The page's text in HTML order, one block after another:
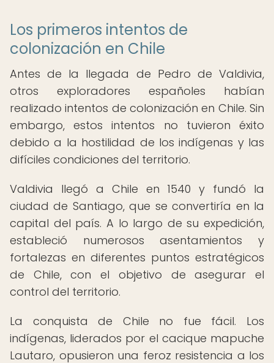
Los primeros intentos de
colonización en Chile
Antes de la llegada de Pedro de Valdivia,
otros exploradores españoles habían
realizado intentos de colonización en Chile. Sin
embargo, estos intentos no tuvieron éxito
debido a la hostilidad de los indígenas y las
difíciles condiciones del territorio.
Valdivia llegó a Chile en 1540 y fundó la
ciudad de Santiago, que se convertiría en la
capital del país. A lo largo de su expedición,
estableció numerosos asentamientos y
fortalezas en diferentes puntos estratégicos
de Chile, con el objetivo de asegurar el
control del territorio.
La conquista de Chile no fue fácil. Los
indígenas, liderados por el cacique mapuche
Lautaro, opusieron una feroz resistencia a los